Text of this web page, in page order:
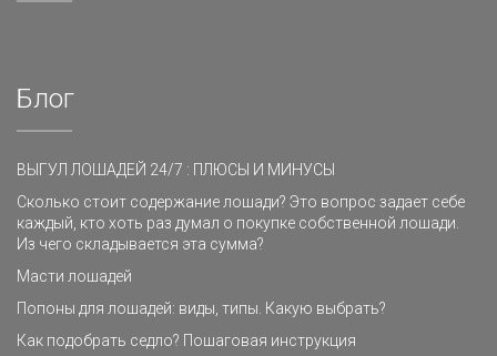
Блог
ВЫГУЛ ЛОШАДЕЙ 24/7 : ПЛЮСЫ И МИНУСЫ
Сколько стоит содержание лошади? Это вопрос задает себе
каждый, кто хоть раз думал о покупке собственной лошади.
Из чего складывается эта сумма?
Масти лошадей
Попоны для лошадей: виды, типы. Какую выбрать?
Как подобрать седло? Пошаговая инструкция